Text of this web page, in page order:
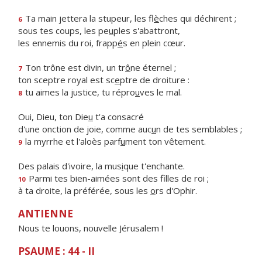
6 Ta main jettera la stupeur, les flèches qui déchirent ;
sous tes coups, les peuples s'abattront,
les ennemis du roi, frappés en plein cœur.
7 Ton trône est divin, un trône éternel ;
ton sceptre royal est sceptre de droiture :
8 tu aimes la justice, tu réprouves le mal.
Oui, Dieu, ton Dieu t'a consacré
d'une onction de joie, comme aucun de tes semblables ;
9 la myrrhe et l'aloès parfument ton vêtement.
Des palais d'ivoire, la musique t'enchante.
10 Parmi tes bien-aimées sont des flles de roi ;
à ta droite, la préférée, sous les ors d'Ophir.
ANTIENNE
Nous te louons, nouvelle Jérusalem !
PSAUME : 44 - II